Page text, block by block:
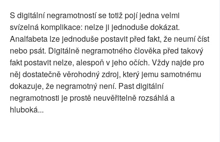
S digitální negramotností se totiž pojí jedna velmi
svízelná komplikace: nelze ji jednoduše dokázat.
Analfabeta lze jednoduše postavit před fakt, že neumí číst
nebo psát. Digitálně negramotného člověka před takový
fakt postavit nelze, alespoň v jeho očích. Vždy najde pro
něj dostatečně věrohodný zdroj, který jemu samotnému
dokazuje, že negramotný není. Past digitální
negramotnosti je prostě neuvěřitelně rozsáhlá a
hluboká...